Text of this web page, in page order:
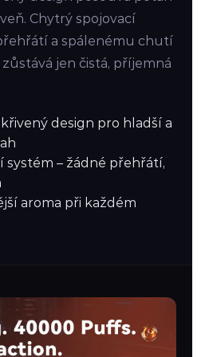
Chytrý spojovací
a spálenému chutí
jen čistá, příjemná
design pro hladší a
systém – žádné přehřátí,
aroma při každém